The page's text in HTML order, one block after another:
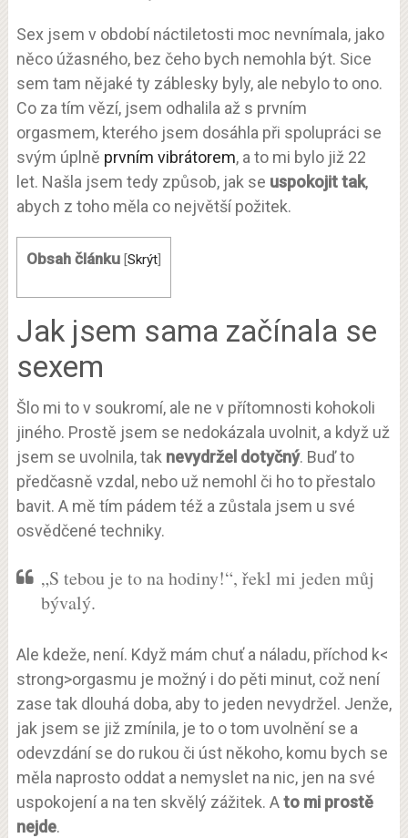
Sex jsem v období náctiletosti moc nevnímala, jako
něco úžasného, bez čeho bych nemohla být. Sice
sem tam nějaké ty záblesky byly, ale nebylo to ono.
Co za tím vězí, jsem odhalila až s prvním
orgasmem, kterého jsem dosáhla při spolupráci se
svým úplně prvním vibrátorem, a to mi bylo již 22
let. Našla jsem tedy způsob, jak se uspokojit tak,
abych z toho měla co největší požitek.
Obsah článku [Skrýt]
Jak jsem sama začínala se
sexem
Šlo mi to v soukromí, ale ne v přítomnosti kohokoli
jiného. Prostě jsem se nedokázala uvolnit, a když už
jsem se uvolnila, tak nevydržel dotyčný. Buď to
předčasně vzdal, nebo už nemohl či ho to přestalo
bavit. A mě tím pádem též a zůstala jsem u své
osvědčené techniky.
„S tebou je to na hodiny!“, řekl mi jeden můj
bývalý.
Ale kdeže, není. Když mám chuť a náladu, příchod k<
strong>orgasmu je možný i do pěti minut, což není
zase tak dlouhá doba, aby to jeden nevydržel. Jenže,
jak jsem se již zmínila, je to o tom uvolnění se a
odevzdání se do rukou či úst někoho, komu bych se
měla naprosto oddat a nemyslet na nic, jen na své
uspokojení a na ten skvělý zážitek. Ato mi prostě
nejde.